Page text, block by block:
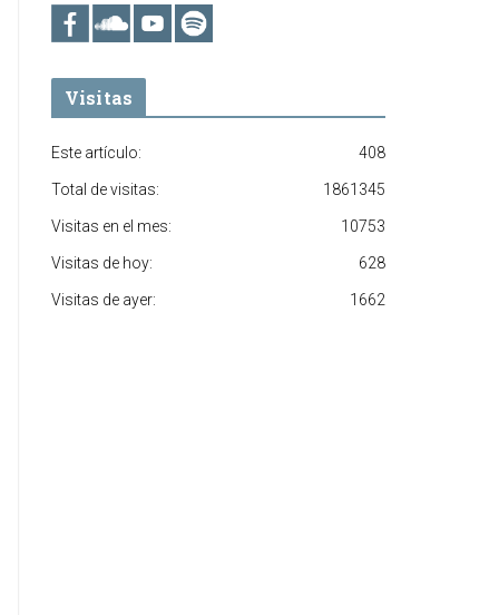
Visitas
408
Este artículo:
1861345
Total de visitas:
10753
Visitas en el mes:
628
Visitas de hoy:
1662
Visitas de ayer: